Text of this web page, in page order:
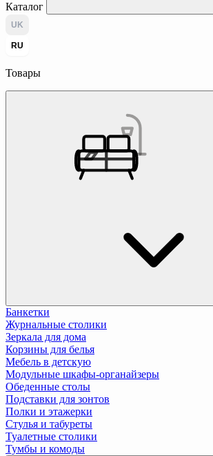
Каталог
UK
RU
Товары
Банкетки
Журнальные столики
Зеркала для дома
Корзины для белья
Мебель в детскую
Модульные шкафы-органайзеры
Обеденные столы
Подставки для зонтов
Полки и этажерки
Стулья и табуреты
Туалетные столики
Тумбы и комоды